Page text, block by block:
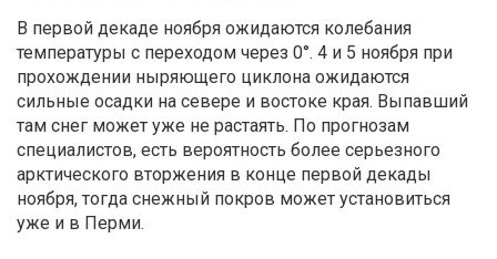
В первой декаде ноября ожидаются колебания
температуры с переходом через 0°. 4 и 5 ноября при
прохождении ныряющего циклона ожидаются
сильные осадки на севере и востоке края. Выпавший
там снег может уже не растаять. По прогнозам
специалистов, есть вероятность более серьезного
арктического вторжения в конце первой декады
ноября, тогда снежный покров может установиться
уже и в Перми.